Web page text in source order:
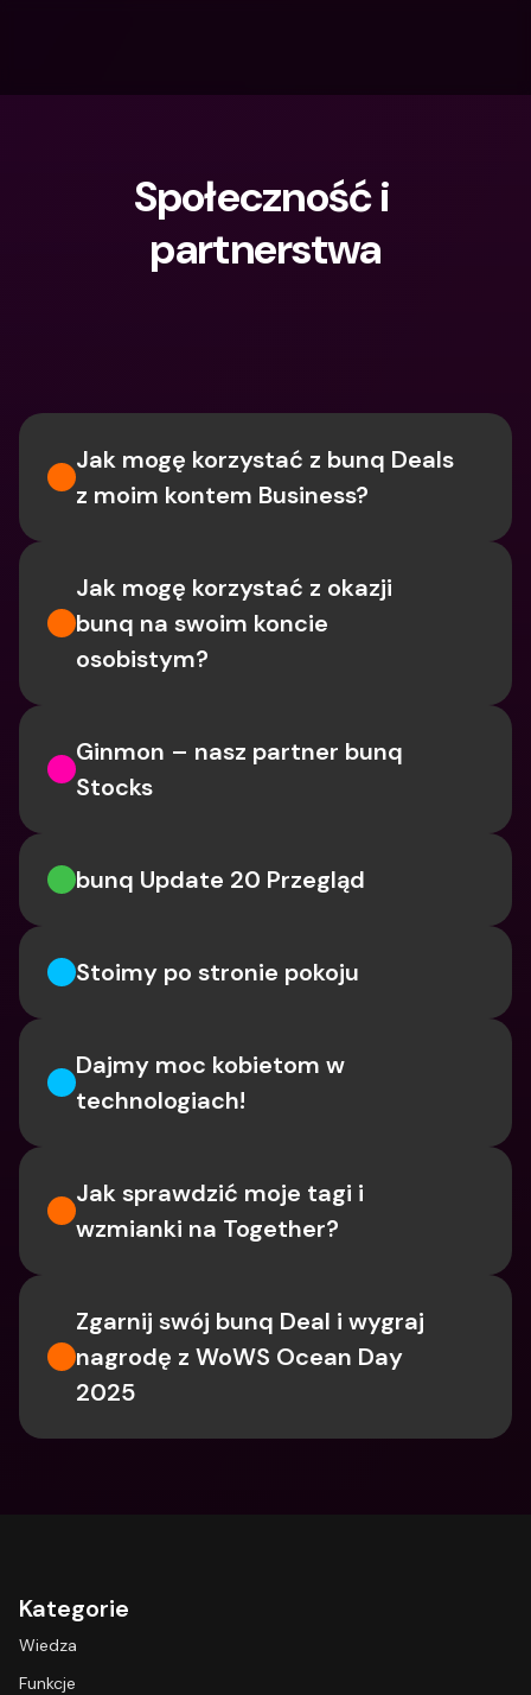
Społeczność i
partnerstwa
Jak mogę korzystać z bunq Deals
z moim kontem Business?
Jak mogę korzystać z okazji
bunq na swoim koncie
osobistym?
Ginmon – nasz partner bunq
Stocks
bunq Update 20 Przegląd
Stoimy po stronie pokoju
Dajmy moc kobietom w
technologiach!
Jak sprawdzić moje tagi i
wzmianki na Together?
Zgarnij swój bunq Deal i wygraj
nagrodę z WoWS Ocean Day
2025
Kategorie
Wiedza
Funkcje